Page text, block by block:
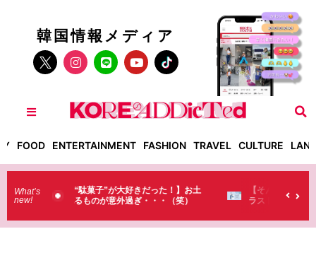
韓国情報メディア
FOOD ENTERTAINMENT FASHION TRAVEL CULTURE
What’s
new!
！】お土
（笑）
【そんなものまで買っていくの？】日本のド
ラストで韓国人が買うものがちょっと…